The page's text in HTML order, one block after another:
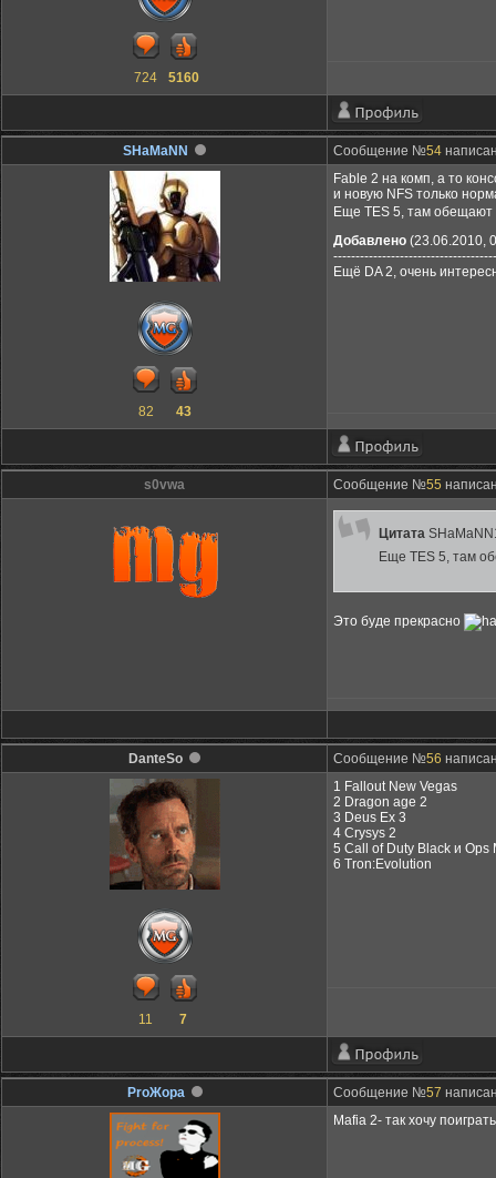
724 5160
SHaMaNN Сообщение №54
82 43
Fable 2 на комп, а то
и новую NFS только
Еще TES 5, там обещают
Добавлено (23.06.2010,
Ещё DA 2, очень
s0vwa Сообщение №55
Цитата
Еще TES 5, там
Это буде прекрасно
DanteSo Сообщение №56
11 7
1 Fallout New Vegas
2 Dragon age 2
3 Deus Ex 3
4 Crysys 2
5 Call of Duty Black и Ops
6 Tron:Evolution
ProЖора Сообщение №57
Mafia 2- так хочу